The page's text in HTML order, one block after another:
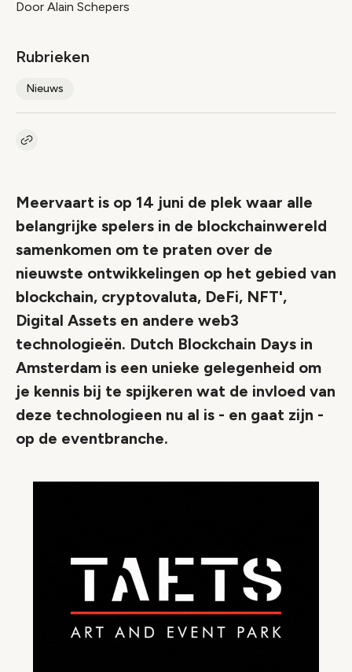
Door Alain Schepers
Rubrieken
Nieuws
Kopieer link naar artikel
Meervaart is op 14 juni de plek waar alle
belangrijke spelers in de blockchainwereld
samenkomen om te praten over de
nieuwste ontwikkelingen op het gebied van
blockchain, cryptovaluta, DeFi, NFT',
Digital Assets en andere web3
technologieën. Dutch Blockchain Days in
Amsterdam is een unieke gelegenheid om
je kennis bij te spijkeren wat de invloed van
deze technologieen nu al is - en gaat zijn -
op de eventbranche.